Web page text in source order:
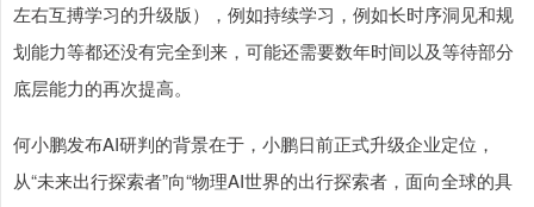
左右互搏学习的升级版），例如持续学习，例如长时序洞见和规
划能力等都还没有完全到来，可能还需要数年时间以及等待部分
底层能力的再次提高。
何小鹏发布AI研判的背景在于，小鹏日前正式升级企业定位，
从“未来出行探索者”向“物理AI世界的出行探索者，面向全球的具